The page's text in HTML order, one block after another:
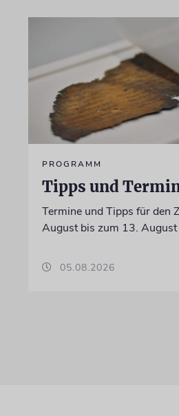
PROGRAMM
Tipps und
Termine und Tipps für den
August bis zum 13. August
05.08.2026